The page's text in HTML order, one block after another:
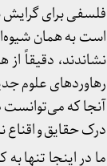
فلسفی برای گرایش
است به همان
نشاندند، دقیقاً
رهاوردهای علوم
آنجا که می‌توانست
درک حقایق و اقناع
ما در اینجا تنها